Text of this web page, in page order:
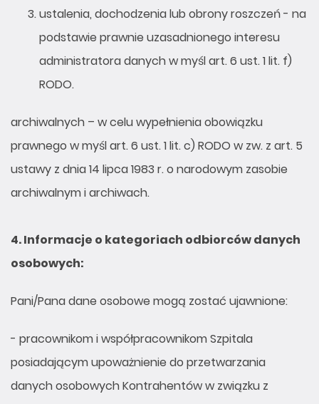
ustalenia, dochodzenia lub obrony roszczeń - na
podstawie prawnie uzasadnionego interesu
administratora danych w myśl art. 6 ust. 1 lit. f)
RODO.
archiwalnych – w celu wypełnienia obowiązku
prawnego w myśl art. 6 ust. 1 lit. c) RODO w zw. z art. 5
ustawy z dnia 14 lipca 1983 r. o narodowym zasobie
archiwalnym i archiwach.
4.Informacje o kategoriach odbiorców danych
osobowych:
Pani/Pana dane osobowe mogą zostać ujawnione:
- pracownikom i współpracownikom Szpitala
posiadającym upoważnienie do przetwarzania
danych osobowych Kontrahentów w związku z